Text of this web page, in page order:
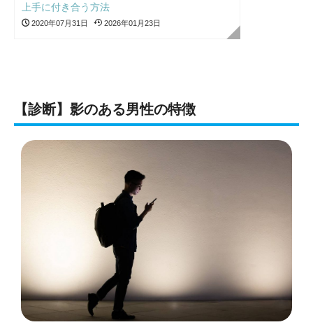
上手に付き合う方法
2020年07月31日 2026年01月23日
【診断】影のある男性の特徴